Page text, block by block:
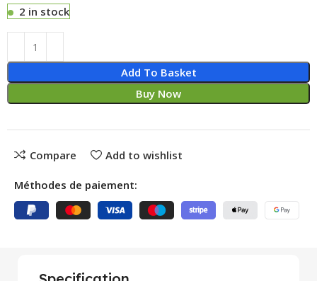
2 in stock
Add To Basket
Buy Now
Compare Add to wishlist
Méthodes de paiement: